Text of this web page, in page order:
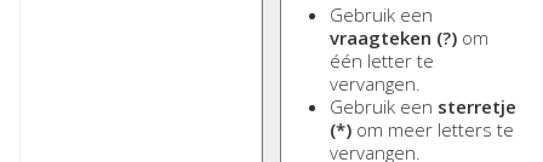
Gebruik een
vraagteken (?) om
één letter te
vervangen.
Gebruik een sterretje
(*) om meer letters te
vervangen.